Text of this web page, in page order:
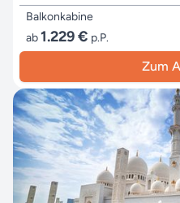
Balkonkabine
ab1.229 € p.P.
Zum